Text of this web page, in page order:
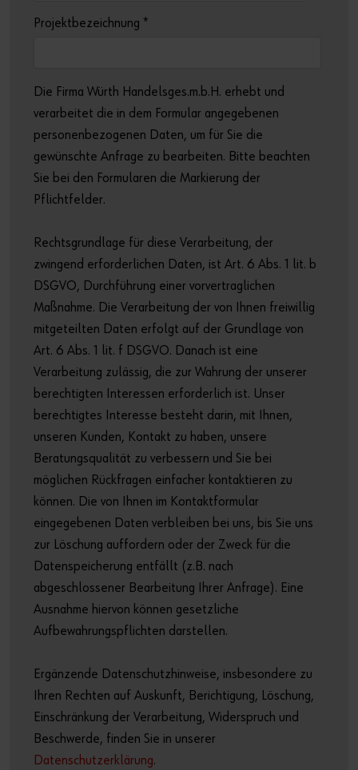
Projektbezeichnung *
Die Firma Würth Handelsges.m.b.H. erhebt und
verarbeitet die in dem Formular angegebenen
personenbezogenen Daten, um für Sie die
gewünschte Anfrage zu bearbeiten. Bitte beachten
Sie bei den Formularen die Markierung der
Pflichtfelder.
Rechtsgrundlage für diese Verarbeitung, der
zwingend erforderlichen Daten, ist Art. 6 Abs. 1 lit. b
DSGVO, Durchführung einer vorvertraglichen
Maßnahme. Die Verarbeitung der von Ihnen freiwillig
mitgeteilten Daten erfolgt auf der Grundlage von
Art. 6 Abs. 1 lit. f DSGVO. Danach ist eine
Verarbeitung zulässig, die zur Wahrung der unserer
berechtigten Interessen erforderlich ist. Unser
berechtigtes Interesse besteht darin, mit Ihnen,
unseren Kunden, Kontakt zu haben, unsere
Beratungsqualität zu verbessern und Sie bei
möglichen Rückfragen einfacher kontaktieren zu
können. Die von Ihnen im Kontaktformular
eingegebenen Daten verbleiben bei uns, bis Sie uns
zur Löschung auffordern oder der Zweck für die
Datenspeicherung entfällt (z.B. nach
abgeschlossener Bearbeitung Ihrer Anfrage). Eine
Ausnahme hiervon können gesetzliche
Aufbewahrungspflichten darstellen.
Ergänzende Datenschutzhinweise, insbesondere zu
Ihren Rechten auf Auskunft, Berichtigung, Löschung,
Einschränkung der Verarbeitung, Widerspruch und
Beschwerde, finden Sie in unserer
Datenschutzerklärung.